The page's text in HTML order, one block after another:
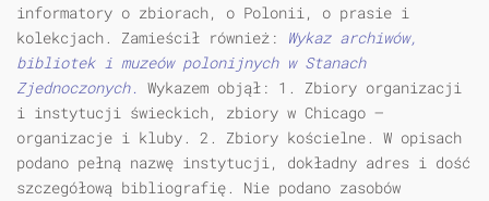
informatory o zbiorach, o Polonii, o prasie i
kolekcjach. Zamieścił również:
Wykaz archiwów,
bibliotek i muzeów polonijnych w Stanach
Zjednoczonych. Wykazem objął: 1. Zbiory organizacji
i instytucji świeckich, zbiory w Chicago —
organizacje i kluby. 2. Zbiory kościelne. W opisach
podano pełną nazwę instytucji, dokładny adres i dość
szczegółową bibliografię. Nie podano zasobów